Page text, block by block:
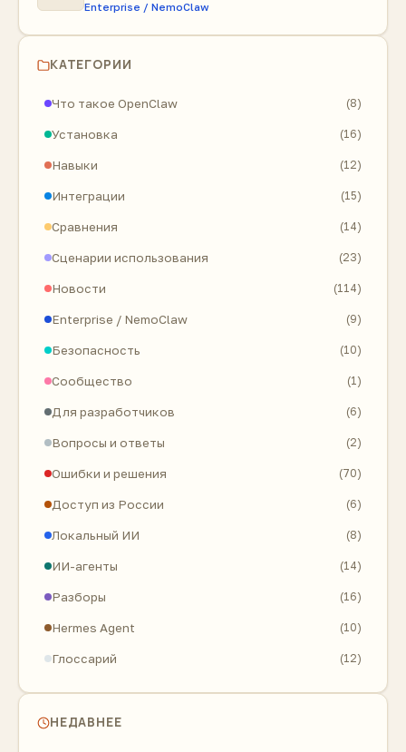
Enterprise / NemoClaw
КАТЕГОРИИ
Что такое OpenClaw (8)
Установка (16)
Навыки (12)
Интеграции (15)
Сравнения (14)
Сценарии использования (23)
Новости (114)
Enterprise / NemoClaw (9)
Безопасность (10)
Сообщество (1)
Для разработчиков (6)
Вопросы и ответы (2)
Ошибки и решения (70)
Доступ из России (6)
Локальный ИИ (8)
ИИ-агенты (14)
Разборы (16)
Hermes Agent (10)
Глоссарий (12)
НЕДАВНЕЕ